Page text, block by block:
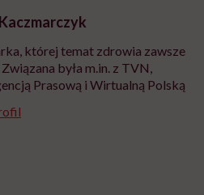
której temat zdrowia zawsze
była m.in. z TVN,
Prasową i Wirtualną Polską